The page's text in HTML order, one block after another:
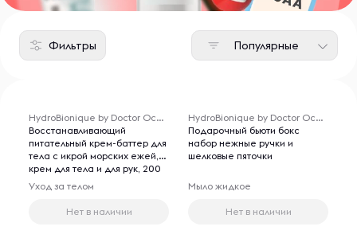
Фильтры Популярные
HydroBionique by Doctor Ocean
Восстанавливающий
питательный крем-баттер для
тела с икрой морских ежей,
крем для тела и для рук, 200
мл.
Уход за телом
Нет в наличии
HydroBionique by Doctor Ocean
Подарочный бьюти бокс
набор нежные ручки и
шелковые пяточки
Мыло жидкое
Нет в наличии